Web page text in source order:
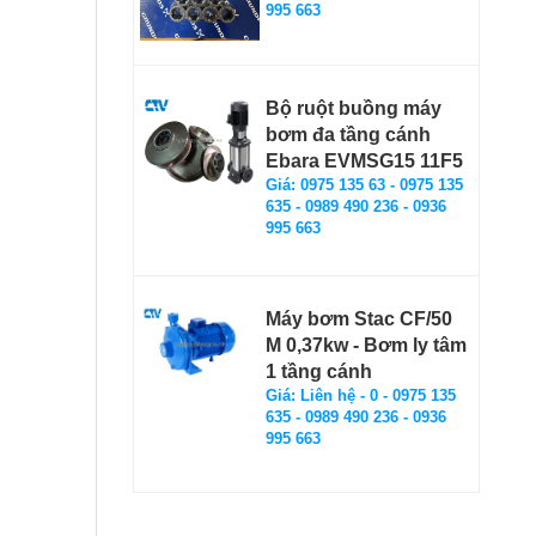
995 663
Bộ ruột buồng máy
bơm đa tầng cánh
Ebara EVMSG15 11F5
Giá: 0975 135 63 - 0975 135
635 - 0989 490 236 - 0936
995 663
Máy bơm Stac CF/50
M 0,37kw - Bơm ly tâm
1 tầng cánh
Giá: Liên hệ - 0 - 0975 135
635 - 0989 490 236 - 0936
995 663